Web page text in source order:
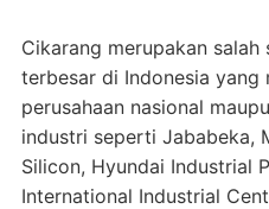
Cikarang merupakan
terbesar di Indonesia yang
perusahaan nasional
industri seperti Jababeka,
Silicon, Hyundai Industrial
International Industrial